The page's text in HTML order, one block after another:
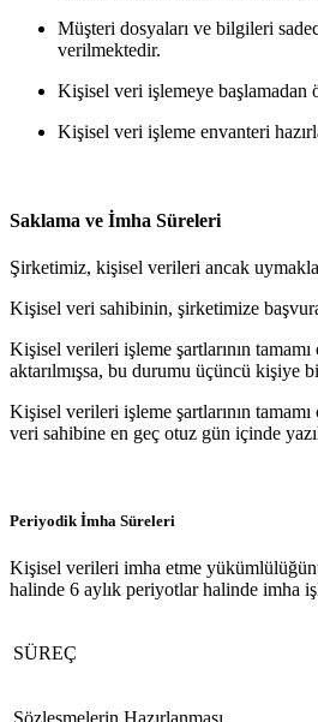
Müşteri dosyaları ve bilgileri
verilmektedir.
Kişisel veri işlemeye
Kişisel veri işleme envanteri
Saklama ve İmha Süreleri
Şirketimiz, kişisel verileri ancak
Kişisel veri sahibinin, şirketimize
Kişisel verileri işleme şartlarının
aktarılmışsa, bu durumu üçüncü kişiye
Kişisel verileri işleme şartlarının
veri sahibine en geç otuz gün içinde
Periyodik İmha Süreleri
Kişisel verileri imha etme
halinde 6 aylık periyotlar halinde imha
SÜREÇ